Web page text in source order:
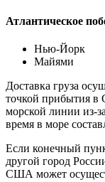
Атлантическое
Нью-Йорк
Майями
Доставка груза
точкой прибытия в
морской линии из-
время в море
Если конечный
другой город
США может